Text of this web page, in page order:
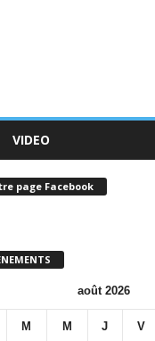
VIDEO
page Facebook
août 2026
M M J V